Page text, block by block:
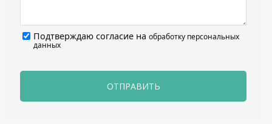
Подтверждаю согласие на обработку персональных
данных
ОТПРАВИТЬ